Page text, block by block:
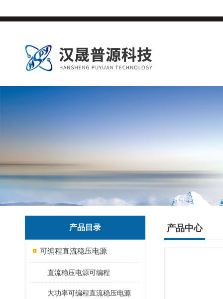
产品目录
可编程直流稳压电源
直流稳压电源可编程
大功率可编程直流稳压电源
产品中心